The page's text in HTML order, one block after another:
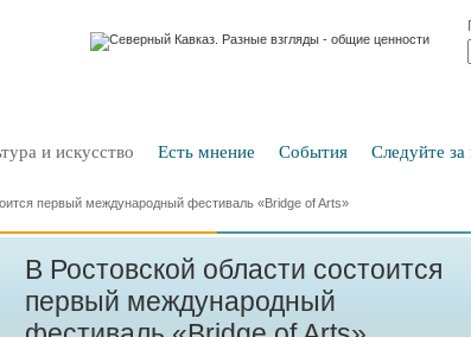
и искусство Есть мнение События Следуйте
первый международный фестиваль «Вridge of Arts»
В Ростовской области состоится
первый международный